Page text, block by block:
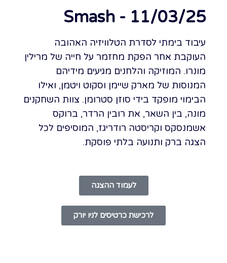
Smash - 11/03/25
עיבוד בימתי לסדרת הטלוויזיה האהובה
העוקבת אחר הפקת מחזמר על חייה של מרילין
מונרו. המוזיקה והלחנים מגיעים מידיהם
המנוסות של מארק שיימן וסקוט ויטמן, ואילו
הבימוי מופקד בידי סוזן סטרומן. צוות השחקנים
מונה, בין השאר, את רובין הרדר, ברוקס
אשמנסקס וקריסטה רודריגז, המוסיפים לכל
הצגה ברק ותנועה בלתי פוסקת.
לעמוד ההצגה
לרכישת כרטיסים לניו יורק